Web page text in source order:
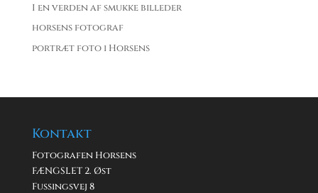
I en verden af smukke billeder
horsens fotograf
portræt foto i Horsens
Kontakt
Fotografen Horsens
FÆNGSLET 2. Øst
Fussingsvej 8